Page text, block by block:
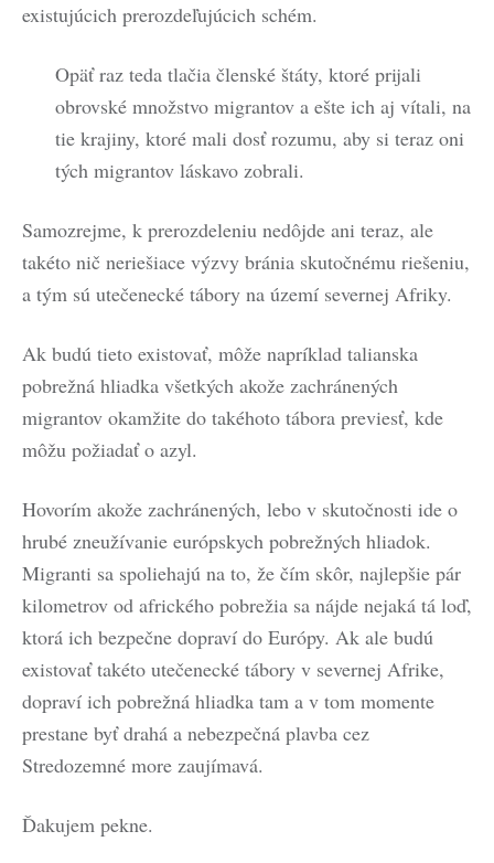
existujúcich prerozdeľujúcich schém.
Opäť raz teda tlačia členské štáty, ktoré prijali
obrovské množstvo migrantov a ešte ich aj vítali, na
tie krajiny, ktoré mali dosť rozumu, aby si teraz oni
tých migrantov láskavo zobrali.
Samozrejme, k prerozdeleniu nedôjde ani teraz, ale
takéto nič neriešiace výzvy bránia skutočnému riešeniu,
a tým sú utečenecké tábory na území severnej Afriky.
Ak budú tieto existovať, môže napríklad talianska
pobrežná hliadka všetkých akože zachránených
migrantov okamžite do takéhoto tábora previesť, kde
môžu požiadať o azyl.
Hovorím akože zachránených, lebo v skutočnosti ide o
hrubé zneužívanie európskych pobrežných hliadok.
Migranti sa spoliehajú na to, že čím skôr, najlepšie pár
kilometrov od afrického pobrežia sa nájde nejaká tá loď,
ktorá ich bezpečne dopraví do Európy. Ak ale budú
existovať takéto utečenecké tábory v severnej Afrike,
dopraví ich pobrežná hliadka tam a v tom momente
prestane byť drahá a nebezpečná plavba cez
Stredozemné more zaujímavá.
Ďakujem pekne.